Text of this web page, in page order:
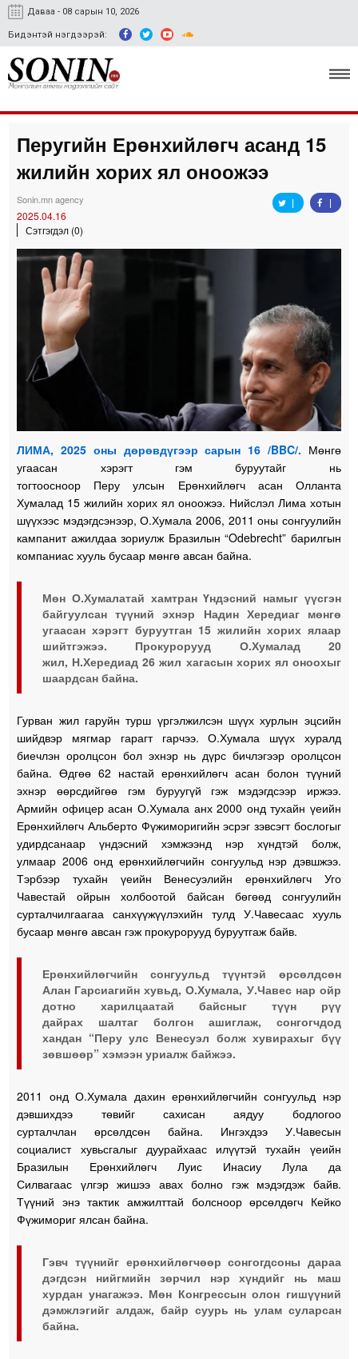
Даваа - 08 сарын 10, 2026
Бидэнтэй нэгдээрэй:
Улс төр, эдийн засаг
Гэмт хэрэг
Спорт
Easy news
Перугийн Ерөнхийлөгч асанд 15
жилийн хорих ял оноожээ
Sonin.mn agency
2025.04.16
Сэтгэгдэл (0)
ЛИМА, 2025 оны дөрөвдүгээр сарын 16 /BBC/. Мөнгө
угаасан хэрэгт гэм буруутайг нь
тогтоосноор Перу улсын Ерөнхийлөгч асан Олланта
Хумалад 15 жилийн хорих ял оноожээ. Нийслэл Лима хотын
шүүхээс мэдэгдсэнээр, О.Хумала 2006, 2011 оны сонгуулийн
кампанит ажилдаа зориулж Бразилын “Odebrecht” барилгын
компаниас хууль бусаар мөнгө авсан байна.
Мөн О.Хумалатай хамтран Үндэсний намыг үүсгэн
байгуулсан түүний эхнэр Надин Хередиаг мөнгө
угаасан хэрэгт буруутган 15 жилийн хорих ялаар
шийтгэжээ. Прокурорууд О.Хумалад 20
жил, Н.Хередиад 26 жил хагасын хорих ял оноохыг
шаардсан байна.
Гурван жил гаруйн турш үргэлжилсэн шүүх хурлын эцсийн
шийдвэр мягмар гарагт гарчээ. О.Хумала шүүх хуралд
биечлэн оролцсон бол эхнэр нь дүрс бичлэгээр оролцсон
байна. Өдгөө 62 настай ерөнхийлөгч асан болон түүний
эхнэр өөрсдийгөө гэм буруугүй гэж мэдэгдсээр иржээ.
Армийн офицер асан О.Хумала анх 2000 онд тухайн үеийн
Ерөнхийлөгч Альберто Фүжиморигийн эсрэг зэвсэгт бослогыг
удирдсанаар үндэсний хэмжээнд нэр хүндтэй болж,
улмаар 2006 онд ерөнхийлөгчийн сонгуульд нэр дэвшжээ.
Тэрбээр тухайн үеийн Венесуэлийн ерөнхийлөгч Уго
Чавестай ойрын холбоотой байсан бөгөөд сонгуулийн
сурталчилгаагаа санхүүжүүлэхийн тулд У.Чавесаас хууль
бусаар мөнгө авсан гэж прокурорууд буруутгаж байв.
Ерөнхийлөгчийн сонгуульд түүнтэй өрсөлдсөн
Алан Гарсиагийн хувьд, О.Хумала, У.Чавес нар ойр
дотно харилцаатай байсныг түүн рүү
дайрах шалтаг болгон ашиглаж, сонгогчдод
хандан “Перу улс Венесуэл болж хувирахыг бүү
зөвшөөр” хэмээн уриалж байжээ.
2011 онд О.Хумала дахин ерөнхийлөгчийн сонгуульд нэр
дэвшихдээ төвийг сахисан аядуу бодлогоо
сурталчлан өрсөлдсөн байна. Ингэхдээ У.Чавесын
социалист хувьсгалыг дуурайхаас илүүтэй тухайн үеийн
Бразилын Ерөнхийлөгч Луис Инасиу Лула да
Силвагаас үлгэр жишээ авах болно гэж мэдэгдэж байв.
Түүний энэ тактик амжилттай болсноор өрсөлдөгч Кейко
Фүжимориг ялсан байна.
Гэвч түүнийг ерөнхийлөгчөөр сонгогдсоны дараа
дэгдсэн нийгмийн зөрчил нэр хүндийг нь маш
хурдан унагажээ. Мөн Конгрессын олон гишүүний
дэмжлэгийг алдаж, байр суурь нь улам суларсан
байна.